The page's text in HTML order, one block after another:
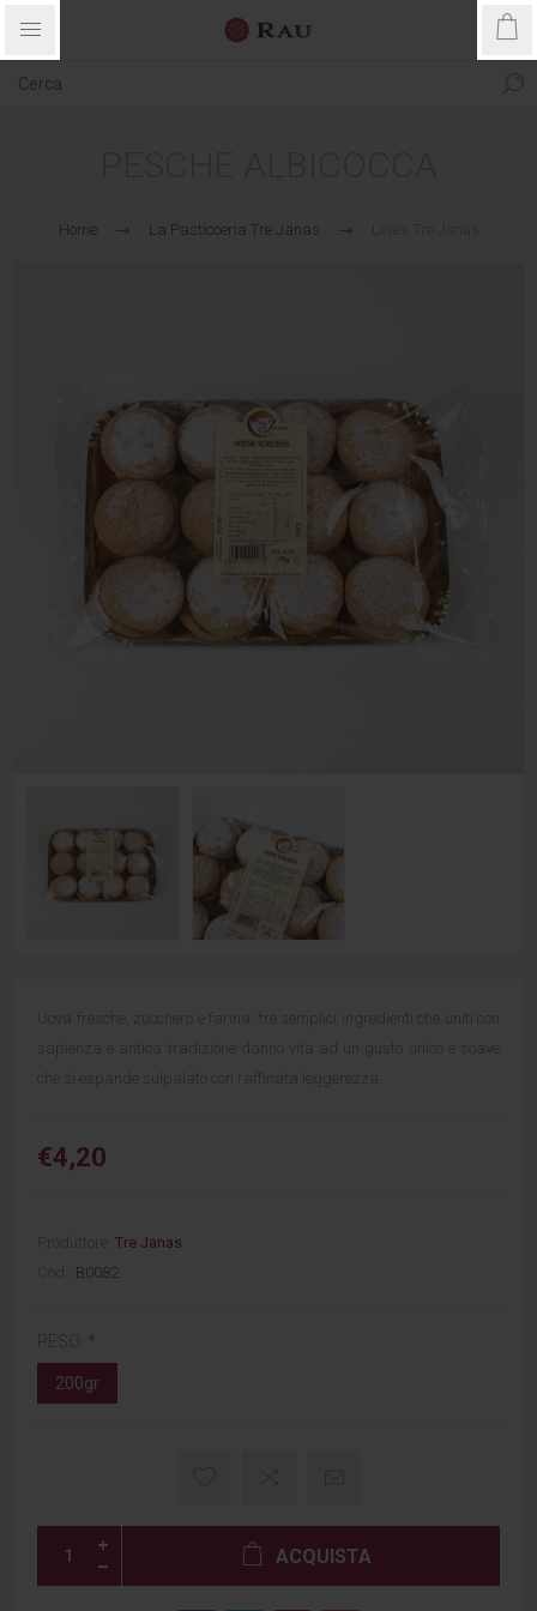
Home La Pasticceria Tre Janas
Uova fresche, zucchero e farina: tre semplici ingredienti che uniti con
sapienza e antica tradizione danno vita ad un gusto unico e soave
che si espande sulpalato con raffinata leggerezza.
€4,20
Produttore:
Tre Janas
Cod.:
B0082
*
200gr
ACQUISTA